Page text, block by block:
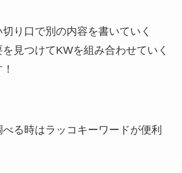
り口で別の内容を書いていく
見つけてKWを組み合わせていく
る時はラッコキーワードが便利